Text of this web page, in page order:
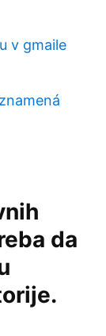
v gmaile
da